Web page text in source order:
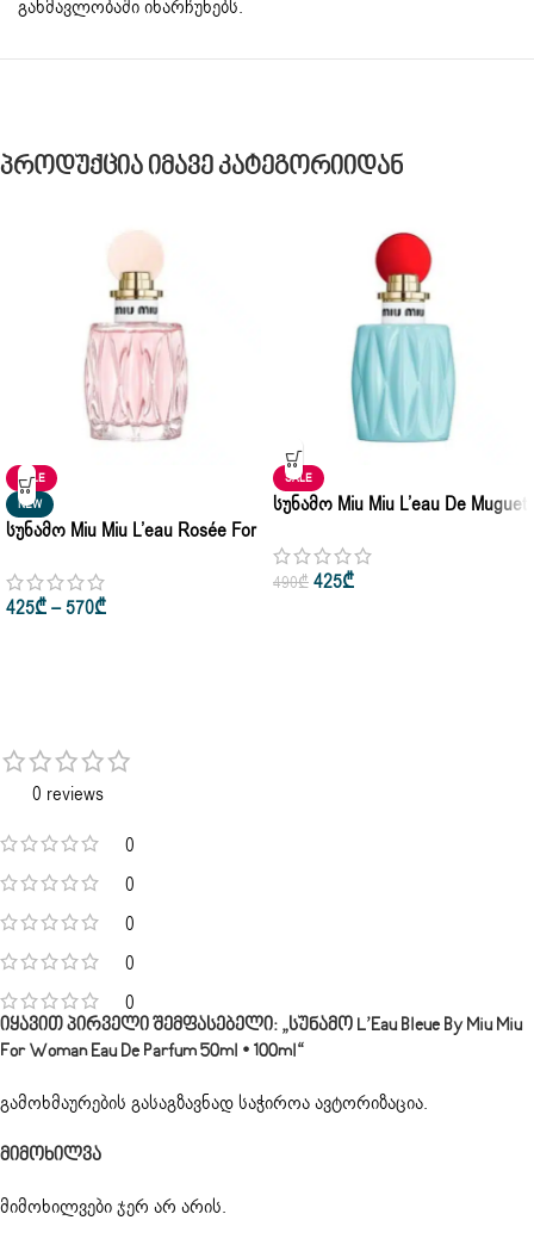
განმავლობაში ინარჩუნებს.
Პროდუქცია Იმავე Კატეგორიიდან
SALE
NEW
Სუნამო Miu Miu L’eau Rosée For
100ml
425₾–570₾
SALE
Სუნამო Miu Miu L’eau De Muguet
• 100ml – 50ml
490₾ 425₾
0 reviews
0
0
0
0
0
Მიმოხილვა
მიმოხილვები ჯერ არ არის.
Იყავით Პირველი Შემფასებელი: „სუნამო L’Eau Bleue By Miu Miu
For Woman Eau De Parfum 50ml • 100ml“
გამოხმაურების გასაგზავნად საჭიროაავტორიზაცია.